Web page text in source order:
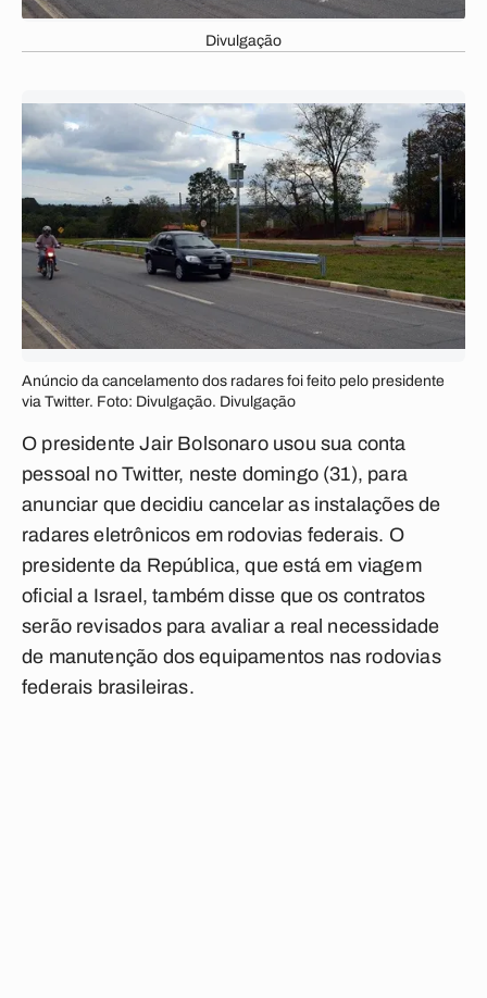
Divulgação
Anúncio da cancelamento dos radares foi feito pelo presidente
via Twitter. Foto: Divulgação. Divulgação
O presidente Jair Bolsonaro usou sua conta
pessoal no Twitter, neste domingo (31), para
anunciar que decidiu cancelar as instalações de
radares eletrônicos em rodovias federais. O
presidente da República, que está em viagem
oficial a Israel, também disse que os contratos
serão revisados para avaliar a real necessidade
de manutenção dos equipamentos nas rodovias
federais brasileiras.